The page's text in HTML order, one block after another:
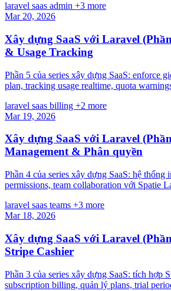
laravel saas admin +3 more
Mar 20, 2026
Xây dựng SaaS với Laravel
& Usage Tracking
Phần 5 của series xây dựng SaaS: enforce
plan, tracking usage realtime, quota
laravel saas billing +2 more
Mar 19, 2026
Xây dựng SaaS với Laravel
Management & Phân quyền
Phần 4 của series xây dựng SaaS: hệ thống
permissions, team collaboration với Spatie
laravel saas teams +3 more
Mar 18, 2026
Xây dựng SaaS với Laravel
Stripe Cashier
Phần 3 của series xây dựng SaaS: tích hợp
subscription billing, quản lý plans, trial